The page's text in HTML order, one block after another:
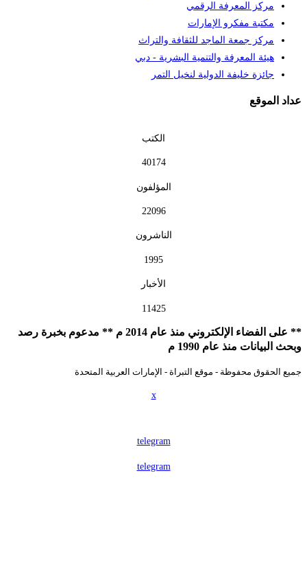
مركز المعرفة الرقمي
مكتبة مفكرو الإمارات
مركز جمعة الماجد للثقافة والتراث
هيئة المعرفة والتنمية البشرية - دبي
جائزة خليفة الدولية لنخيل التمر
الموقع
الكتب
40174
المؤلفون
22096
الناشرون
1995
الأخبار
11425
** على الفضاء الإلكتروني منذ عام 2014 م ** مدعوم بخبرة رصد
البيانات منذ عام 1990 م
الحقوق محفوظة - موقع التبراة - الإمارات العربية المتحدة
telegram
telegram